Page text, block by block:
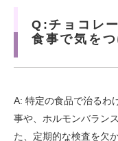
Q:チョコレ
食事で気を
A: 特定の食品で治るわ
事や、ホルモンバラン
た、定期的な検査を欠